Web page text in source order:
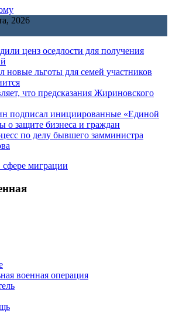
2026
ценз оседлости для получения
новые льготы для семей участников
что предсказания Жириновского
подписал инициированные «Единой
о защите бизнеса и граждан
по делу бывшего замминистра
военная операция